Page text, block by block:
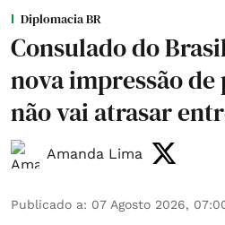
Diplomacia BR
Consulado do
nova impressão de
não vai atrasar
Amanda Lima
Publicado a: 07 Agosto 2026,